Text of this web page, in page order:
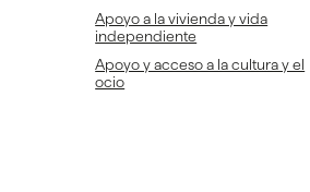
Apoyo a la vivienda y vida
independiente
Apoyo y acceso a la cultura y el
ocio